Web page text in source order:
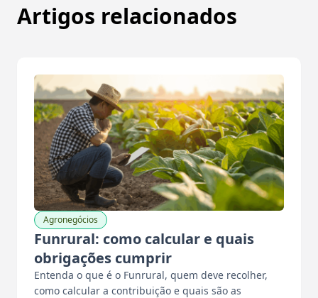
Artigos relacionados
Agronegócios
Funrural: como calcular e quais
obrigações cumprir
Entenda o que é o Funrural, quem deve recolher,
como calcular a contribuição e quais são as